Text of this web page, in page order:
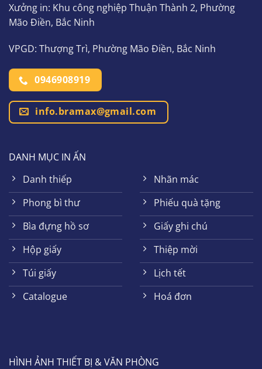
Xưởng in: Khu công nghiệp Thuận Thành 2, Phường
Mão Điền, Bắc Ninh
VPGD: Thượng Trì, Phường Mão Điền, Bắc Ninh
0946908919
info.bramax@gmail.com
DANH MỤC IN ẤN
Danh thiếp
Phong bì thư
Bìa đựng hồ sơ
Hộp giấy
Túi giấy
Catalogue
Nhãn mác
Phiếu quà tặng
Giấy ghi chú
Thiệp mời
Lịch tết
Hoá đơn
HÌNH ẢNH THIẾT BỊ & VĂN PHÒNG